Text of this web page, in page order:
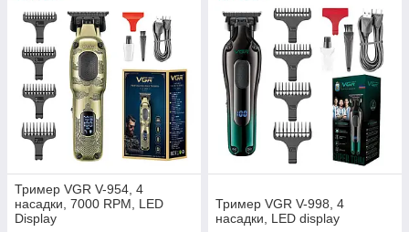
Тример VGR V-954, 4
насадки, 7000 RPM, LED
Display
Тример VGR V-998, 4
насадки, LED display